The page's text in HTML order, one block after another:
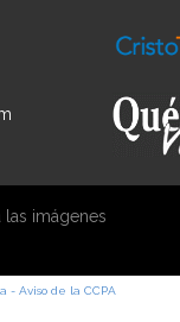
imágenes
- Aviso de la CCPA